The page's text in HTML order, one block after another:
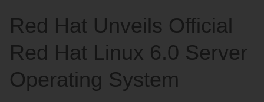
Red Hat Unveils Official
Red Hat Linux 6.0 Server
Operating System